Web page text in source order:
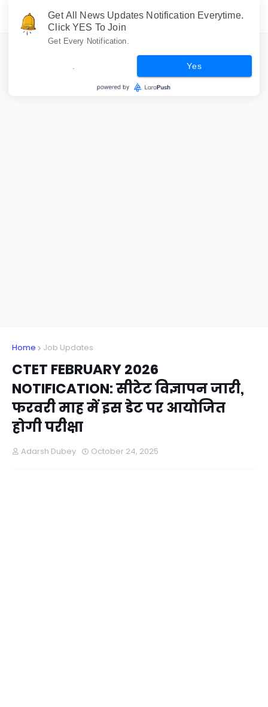
Home Job Updates
CTET FEBRUARY 2026
NOTIFICATION: सीटेट विज्ञापन जारी,
फरवरी माह में इस डेट पर आयोजित
होगी परीक्षा
Adarsh Dubey October 24, 2025
Get All News Updates Notification Everytime.
Click YES To Join
Get Every Notification.
Yes